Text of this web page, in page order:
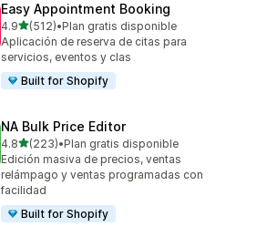
Easy Appointment Booking
4.9de 5 estrellas
(512)
512 reseñas en total
•Plan gratis disponible
Aplicación de reserva de citas para
servicios, eventos y clas
Built for Shopify
NA Bulk Price Editor
4.8de 5 estrellas
(223)
223 reseñas en total
•Plan gratis disponible
Edición masiva de precios, ventas
relámpago y ventas programadas con
facilidad
Built for Shopify